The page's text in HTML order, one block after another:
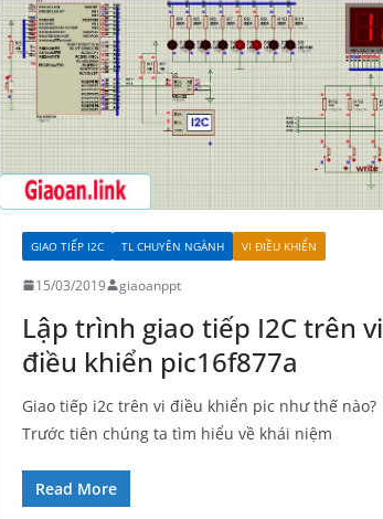
GIAO TIẾP I2C TL CHUYÊN NGÀNH VI ĐIỀU KHIỂN
15/03/2019 giaoanppt
Lập trình giao tiếp I2C trên vi
điều khiển pic16f877a
Giao tiếp i2c trên vi điều khiển pic như thế nào?
Trước tiên chúng ta tìm hiểu về khái niệm
Read More